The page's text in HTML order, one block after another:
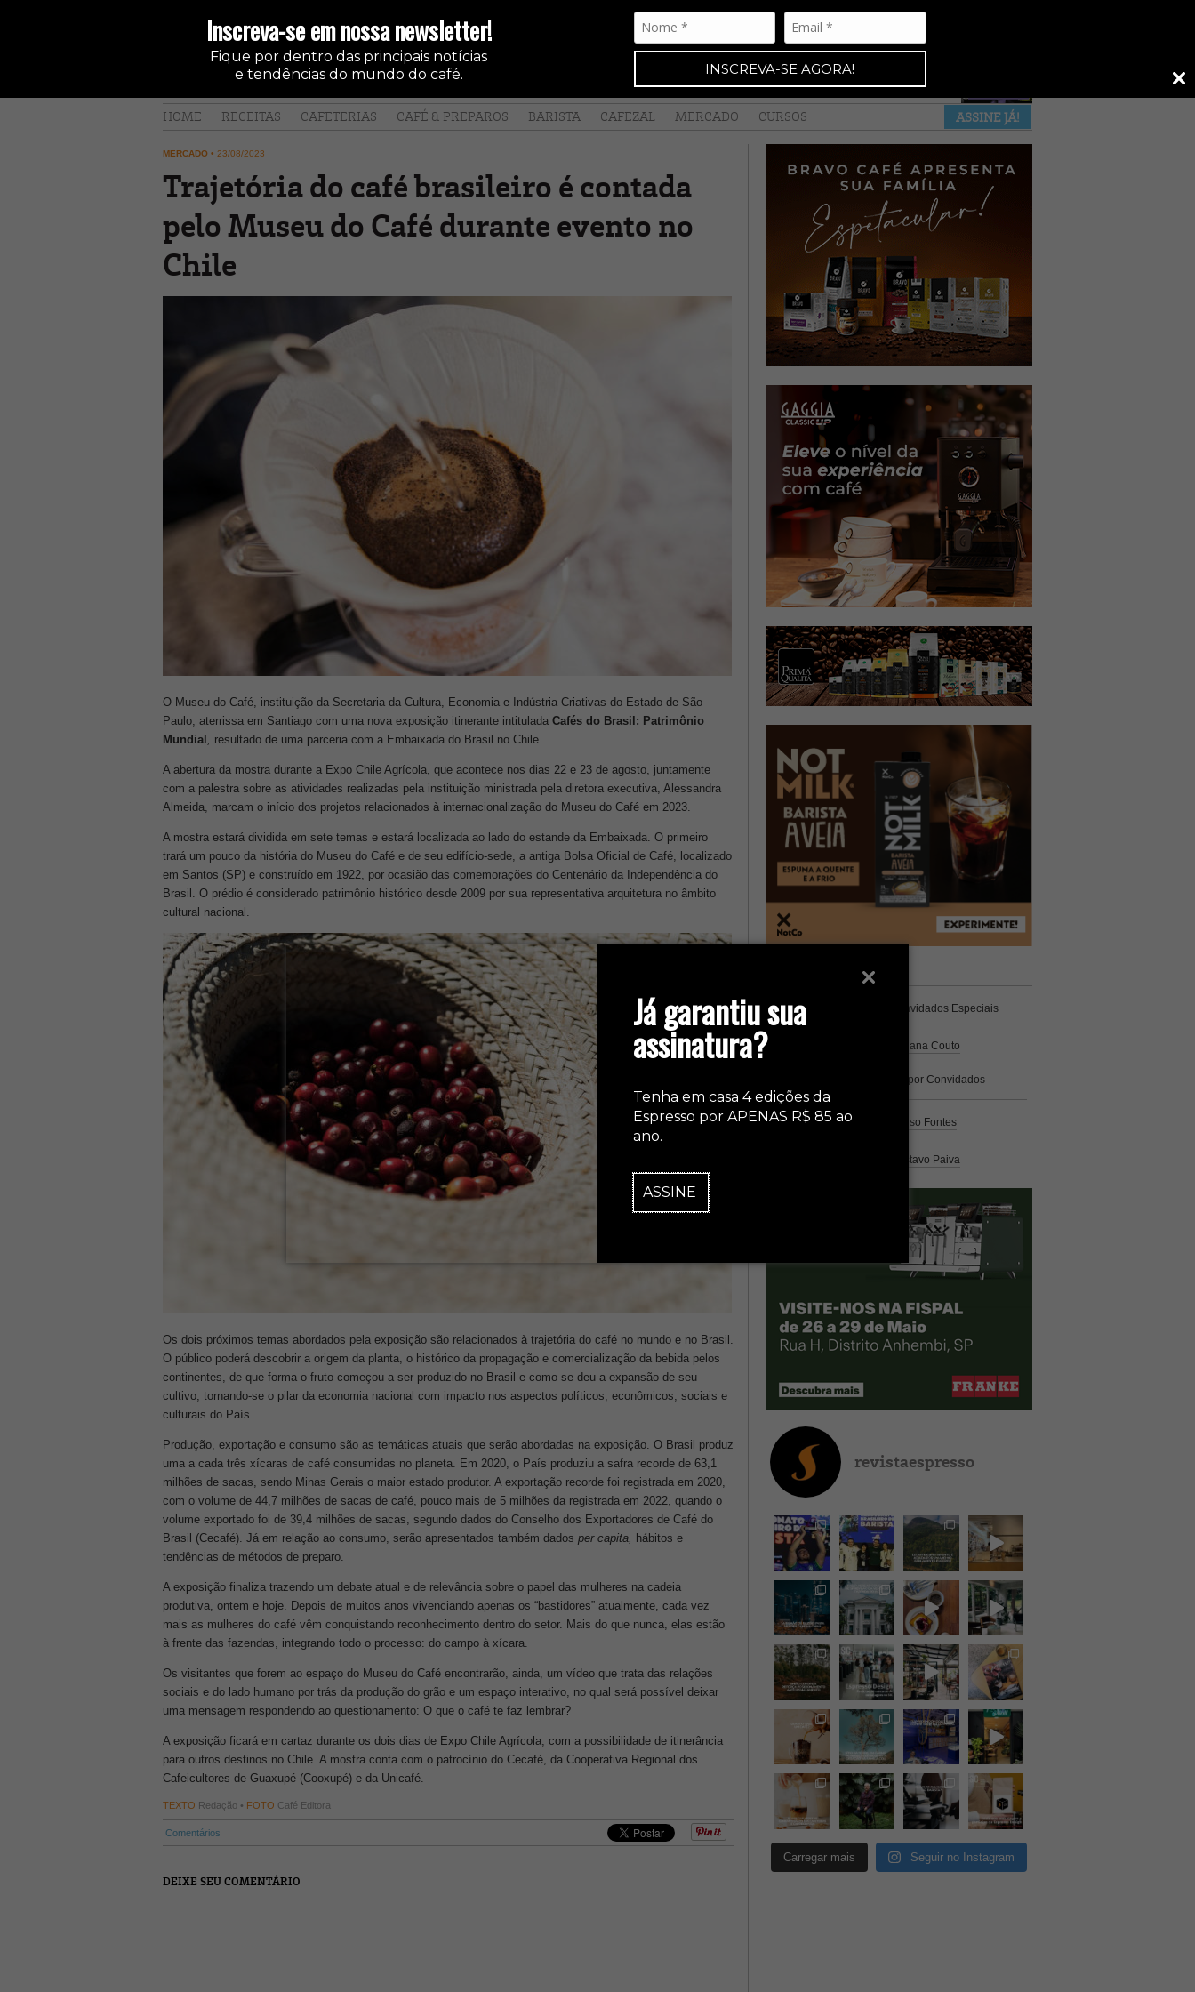
Já garantiu sua
assinatura?
Tenha em casa 4 edições da
Espresso por APENAS R$ 85 ao
ano.
ASSINE
Inscreva-se em nossa newsletter!
Fique por dentro das principais notícias
e tendências do mundo do café.
INSCREVA-SE AGORA!
•NAS BANCAS
HOME RECEITAS CAFETERIAS CAFÉ & PREPAROS BARISTA CAFEZAL MERCADO ASSINE JÁ!
CURSOS
MERCADO • 23/08/2023
Trajetória do café brasileiro é contada
pelo Museu do Café durante evento no
Chile
O Museu do Café, instituição da Secretaria da Cultura, Economia e Indústria Criativas do Estado de São
Paulo, aterrissa em Santiago com uma nova exposição itinerante intitulada Cafés do Brasil: Patrimônio
Mundial , resultado de uma parceria com a Embaixada do Brasil no Chile.
A abertura da mostra durante a Expo Chile Agrícola, que acontece nos dias 22 e 23 de agosto, juntamente
com a palestra sobre as atividades realizadas pela instituição ministrada pela diretora executiva, Alessandra
Almeida, marcam o início dos projetos relacionados à internacionalização do Museu do Café em 2023.
A mostra estará dividida em sete temas e estará localizada ao lado do estande da Embaixada. O primeiro
trará um pouco da história do Museu do Café e de seu edifício-sede, a antiga Bolsa Oficial de Café, localizado
em Santos (SP) e construído em 1922, por ocasião das comemorações do Centenário da Independência do
Brasil. O prédio é considerado patrimônio histórico desde 2009 por sua representativa arquitetura no âmbito
cultural nacional.
Os dois próximos temas abordados pela exposição são relacionados à trajetória do café no mundo e no Brasil.
O público poderá descobrir a origem da planta, o histórico da propagação e comercialização da bebida pelos
continentes, de que forma o fruto começou a ser produzido no Brasil e como se deu a expansão de seu
cultivo, tornando-se o pilar da economia nacional com impacto nos aspectos políticos, econômicos, sociais e
culturais do País.
Produção, exportação e consumo são as temáticas atuais que serão abordadas na exposição. O Brasil produz
uma a cada três xícaras de café consumidas no planeta. Em 2020, o País produziu a safra recorde de 63,1
milhões de sacas, sendo Minas Gerais o maior estado produtor. A exportação recorde foi registrada em 2020,
com o volume de 44,7 milhões de sacas de café, pouco mais de 5 milhões da registrada em 2022, quando o
volume exportado foi de 39,4 milhões de sacas, segundo dados do Conselho dos Exportadores de Café do
Brasil (Cecafé). Já em relação ao consumo, serão apresentados também dados per capita, hábitos e
tendências de métodos de preparo.
A exposição finaliza trazendo um debate atual e de relevância sobre o papel das mulheres na cadeia
produtiva, ontem e hoje. Depois de muitos anos vivenciando apenas os “bastidores” atualmente, cada vez
mais as mulheres do café vêm conquistando reconhecimento dentro do setor. Mais do que nunca, elas estão
à frente das fazendas, integrando todo o processo: do campo à xícara.
Os visitantes que forem ao espaço do Museu do Café encontrarão, ainda, um vídeo que trata das relações
sociais e do lado humano por trás da produção do grão e um espaço interativo, no qual será possível deixar
uma mensagem respondendo ao questionamento: O que o café te faz lembrar?
A exposição ficará em cartaz durante os dois dias de Expo Chile Agrícola, com a possibilidade de itinerância
para outros destinos no Chile. A mostra conta com o patrocínio do Cecafé, da Cooperativa Regional dos
Cafeicultores de Guaxupé (Cooxupé) e da Unicafé.
TEXTO Redação • FOTO Café Editora
Comentários
DEIXE SEU COMENTÁRIO
Espresso
Coluna Café por Convidados Especiais
por Cristiana Couto
por Convidados
Especiais
Análisepor Caio Alonso Fontes
por Gustavo Paiva
revistaespresso
Carregar mais Seguir no Instagram